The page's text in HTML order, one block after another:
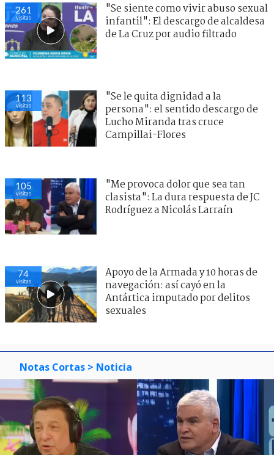
261
visitas
"Se siente como vivir abuso sexual
infantil": El descargo de alcaldesa
de La Cruz por audio filtrado
113
visitas
"Se le quita dignidad a la
persona": el sentido descargo de
Lucho Miranda tras cruce
Campillai-Flores
105
visitas
"Me provoca dolor que sea tan
clasista": La dura respuesta de JC
Rodríguez a Nicolás Larraín
74
visitas
Apoyo de la Armada y 10 horas de
navegación: así cayó en la
Antártica imputado por delitos
sexuales
Notas Cortas > Noticia